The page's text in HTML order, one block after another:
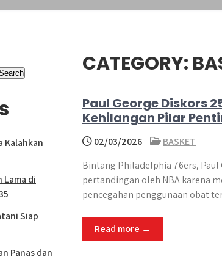
CATEGORY:
Paul George Diskors
Kehilangan Pilar
02/03/2026
BASKET
Bintang Philadelphia 76ers, Paul
pertandingan oleh NBA karena
pencegahan penggunaan obat
Read more →
Kalahkan
di
Siap
Panas dan